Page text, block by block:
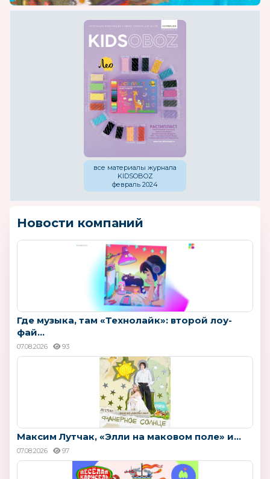
все материалы журнала
KIDSOBOZ
февраль 2024
Новости компаний
Где музыка, там «Технолайк»: второй лоу-
фай...
07.08.2026 93
Максим Лутчак, «Элли на маковом поле» и...
07.08.2026 97